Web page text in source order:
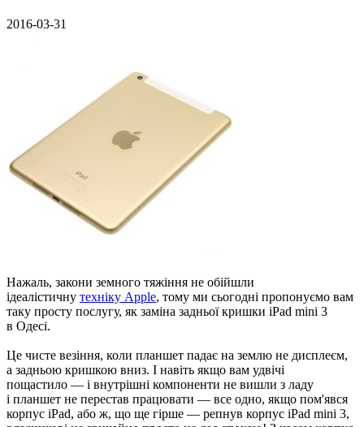
2016-03-31
Нажаль, закони земного тяжіння не обійшли
ідеалістичну техніку Apple, тому ми сьогодні пропонуємо вам
таку просту послугу, як заміна задньої кришки iPad mini 3
в Одесі.
Це чисте везіння, коли планшет падає на землю не дисплеєм,
а задньою кришкою вниз. І навіть якщо вам удвічі
пощастило — і внутрішні компоненти не вишли з ладу
і планшет не перестав працювати — все одно, якщо пом'явся
корпус iPad, або ж, що ще гірше — репнув корпус iPad mini 3,